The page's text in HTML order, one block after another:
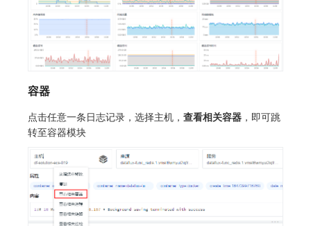
容器
点击任意一条日志记录，选择主机， 查看相关容器 ，即可跳
转至容器模块